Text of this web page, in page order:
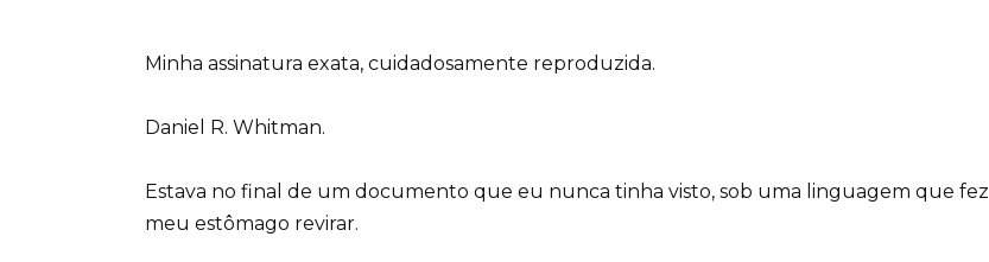
Minha assinatura exata, cuidadosamente reproduzida.
Daniel R. Whitman.
Estava no final de um documento que eu nunca tinha visto, sob uma linguagem que fez
meu estômago revirar.